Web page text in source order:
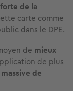
de la
carte comme
dans le DPE.
de mieux
de plus
de